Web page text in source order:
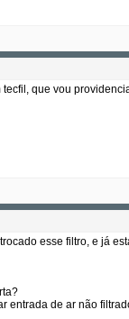
que vou
esse filtro, e já
de ar não